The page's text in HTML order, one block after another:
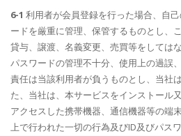
6-1 利用者が会員登録を行った場合、自
ードを厳重に管理、保管するものとし、
貸与、譲渡、名義変更、売買等をしては
パスワードの管理不十分、使用上の過誤
責任は当該利用者が負うものとし、当社
た、当社は、本サービスをインストール
アクセスした携帯機器、通信機器等の端
上で行われた一切の行為及びID及びパス